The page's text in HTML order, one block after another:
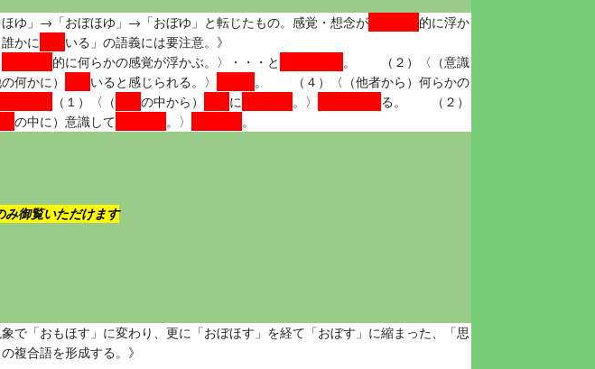
ゆ」→「おぼほゆ」→「おぼゆ」と転じたもの。感覚・想念が
的に浮か
かに
いる」の語義には要注意。》
的に何らかの感覚が浮かぶ。〉・・・と
。 （２）〈（意識
かに） いると感じられる。〉 。 （４）〈（他者から）何らかの
（１）〈（ 記憶の中から） に 。〉 思い浮かべる。 （２）
憶の中に）意識して 。〉 。
み御覧いただけます
で「おもほす」に変わり、更に「おぼほす」を経て「おぼす」に縮まった、「思
複合語を形成する。》